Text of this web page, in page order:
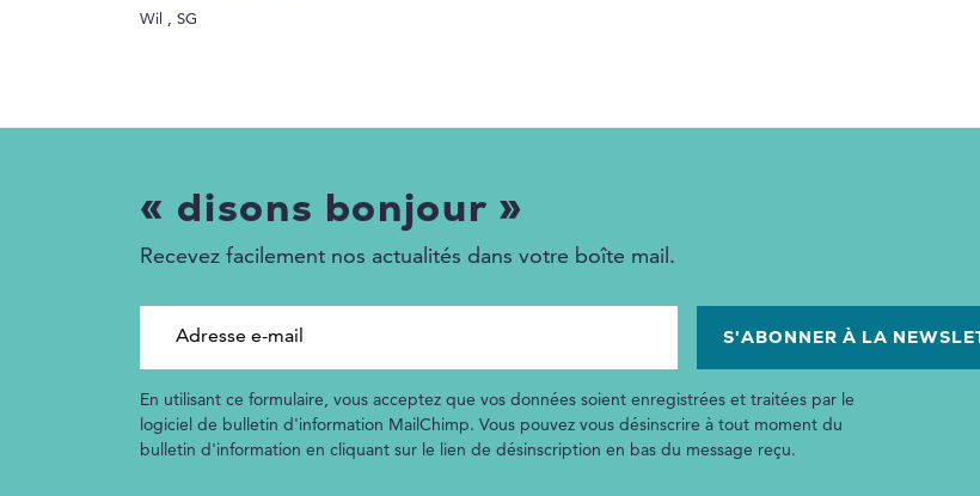
Wil , SG
« disons bonjour »
Recevez facilement nos actualités dans votre boîte mail.
En utilisant ce formulaire, vous acceptez que vos données soient enregistrées et traitées par le
logiciel de bulletin d'information MailChimp. Vous pouvez vous désinscrire à tout moment du
bulletin d'information en cliquant sur le lien de désinscription en bas du message reçu.